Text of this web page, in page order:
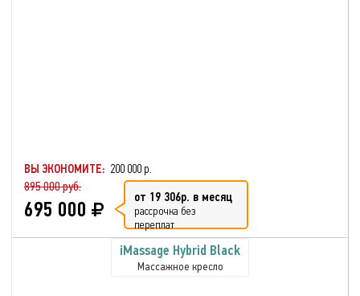
ВЫ ЭКОНОМИТЕ: 200 000 р.
895 000 руб.
695 000 от 19 306р. в месяц
рассрочка без
переплат
iMassage Hybrid Black
Массажное кресло